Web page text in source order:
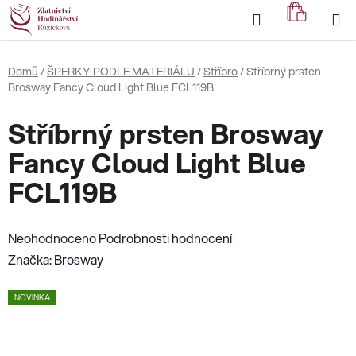
Přejít
na
obsah
Hledat
KOŠÍK
Domů /ŠPERKY PODLE MATERIÁLU /Stříbro/Stříbrný prsten
Brosway Fancy Cloud Light Blue FCL119B
Stříbrný prsten Brosway
Fancy Cloud Light Blue
FCL119B
Průměrné
hodnocení
je
NeohodnocenoPodrobnosti hodnocení
Značka:Brosway
NOVINKA